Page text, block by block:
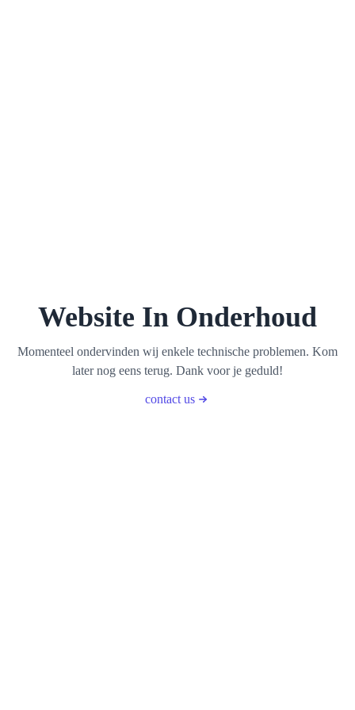
Website In Onderhoud
Momenteel ondervinden wij enkele technische problemen. Kom
later nog eens terug. Dank voor je geduld!
contact us